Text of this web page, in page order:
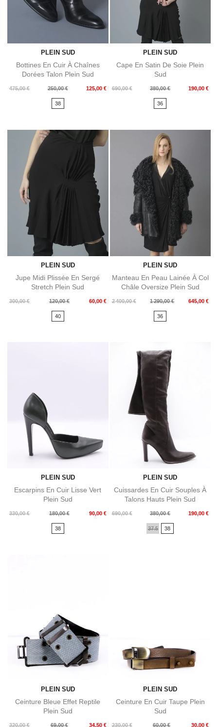
PLEIN SUD
Bottines En Cuir À Chaînes
Dorées Talon Plein Sud
475,00 €
Prix
250,00 € 125,00 €
Prix
38
PLEIN SUD
Cape En Satin De Soie Plein
Sud
690,00 €
Prix
380,00 € 190,00 €
Prix
36
PLEIN SUD
Jupe Midi Plissée En Sergé
Stretch Plein Sud
300,00 €
Prix
120,00 € 60,00 €
Prix
40
PLEIN SUD
Manteau En Peau Lainée À Col
Châle Oversize Plein Sud
2 400,00 €
Prix
1 290,00 € 645,00 €
Prix
36
PLEIN SUD
Escarpins En Cuir Lisse Vert
Plein Sud
330,00 €
Prix
180,00 € 90,00 €
Prix
38
PLEIN SUD
Cuissardes En Cuir Souples À
Talons Hauts Plein Sud
690,00 €
Prix
380,00 € 190,00 €
Prix
37.5 38
PLEIN SUD
Ceinture Bleue Effet Reptile
Plein Sud
320,00 €
Prix
69,00 € 34,50 €
Prix
PLEIN SUD
Ceinture En Cuir Taupe Plein
Sud
230,00 €
Prix
60,00 € 30,00 €
Prix